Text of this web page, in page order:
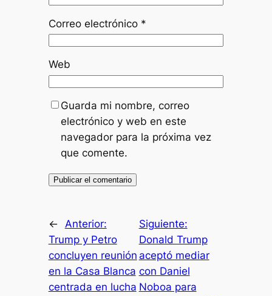
Correo electrónico *
Web
Guarda mi nombre, correo
electrónico y web en este
navegador para la próxima vez
que comente.
← Anterior:
Trump y Petro
concluyen reunión
en la Casa Blanca
centrada en lucha
Siguiente:
Donald Trump
aceptó mediar
con Daniel
Noboa para